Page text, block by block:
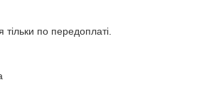
тільки по передоплаті.